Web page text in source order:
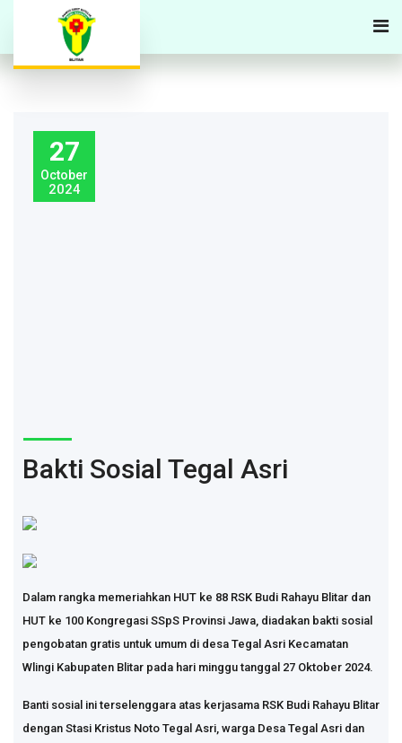
27
October
2024
Bakti Sosial Tegal Asri
Dalam rangka memeriahkan HUT ke 88 RSK Budi Rahayu Blitar dan
HUT ke 100 Kongregasi SSpS Provinsi Jawa, diadakan bakti sosial
pengobatan gratis untuk umum di desa Tegal Asri Kecamatan
Wlingi Kabupaten Blitar pada hari minggu tanggal 27 Oktober 2024.
Banti sosial ini terselenggara atas kerjasama RSK Budi Rahayu Blitar
dengan Stasi Kristus Noto Tegal Asri, warga Desa Tegal Asri dan